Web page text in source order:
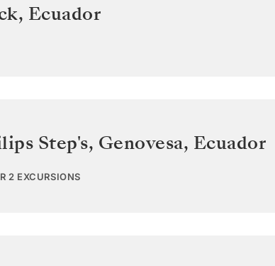
, Ecuador
Step's, Genovesa, Ecuador
2 EXCURSIONS